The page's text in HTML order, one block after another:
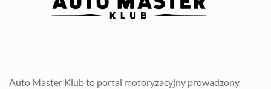
Auto Master Klub to portal motoryzacyjny prowadzony